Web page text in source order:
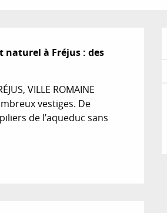
naturel à Fréjus : des
VILLE ROMAINE
vestiges. De
de l’aqueduc sans